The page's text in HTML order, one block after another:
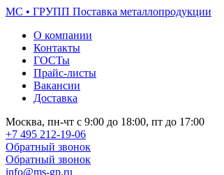
МС • ГРУПП Поставка металлопродукции
О компании
Контакты
ГОСТы
Прайс-листы
Вакансии
Доставка
Москва, пн-чт с 9:00 до 18:00, пт до 17:00
+7 495 212-19-06
Обратный звонок
Обратный звонок
info@ms-gp.ru